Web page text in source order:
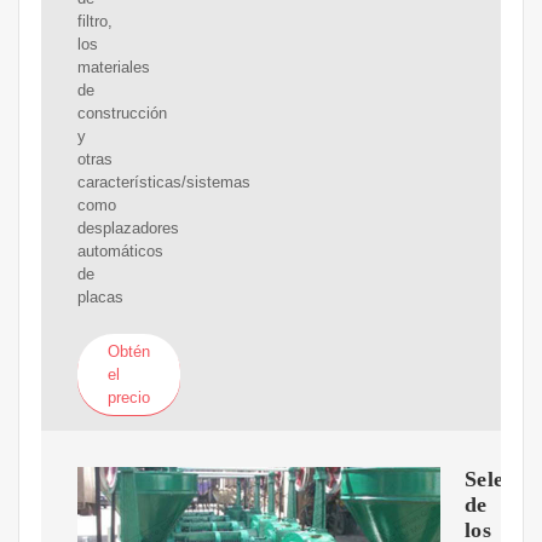
filtro,
los
materiales
de
construcción
y
otras
características/sistemas
como
desplazadores
automáticos
de
placas
Obtén
el
precio
de
los